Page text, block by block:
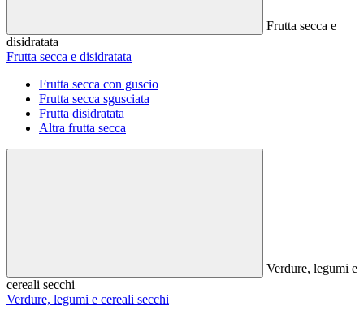
Frutta secca e
disidratata
Frutta secca e disidratata
Frutta secca con guscio
Frutta secca sgusciata
Frutta disidratata
Altra frutta secca
Verdure, legumi e
cereali secchi
Verdure, legumi e cereali secchi